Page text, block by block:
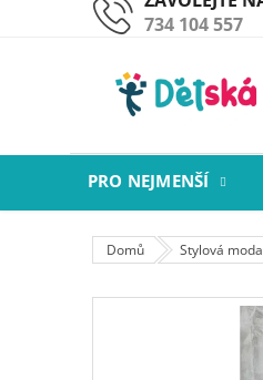
734 104 557
PRO NEJMENŠÍ
Domů Stylová moda